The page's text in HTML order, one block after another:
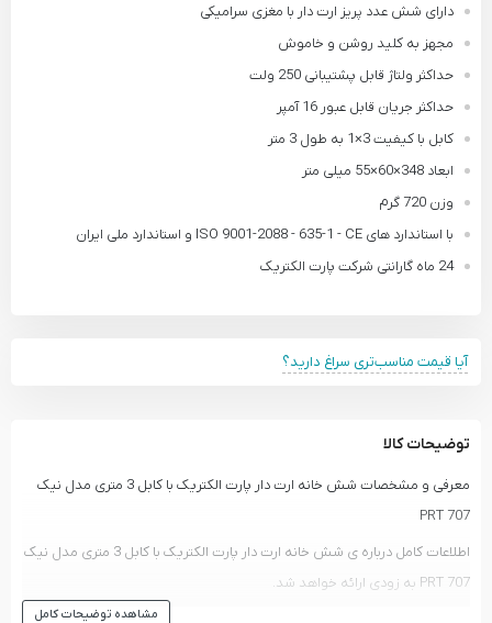
دارای شش عدد پریز ارت دار با مغزی سرامیکی
مجهز به کلید روشن و خاموش
حداکثر ولتاژ قابل پشتیبانی 250 ولت
حداکثر جریان قابل عبور 16 آمپر
کابل با کیفیت 3×1 به طول 3 متر
ابعاد 348×60×55 میلی متر
وزن 720 گرم
با استاندارد های ISO 9001-2088 - 635-1 - CE و استاندارد ملی ایران
24 ماه گارانتی شرکت پارت الکتریک
آیا قیمت مناسب‌تری سراغ دارید؟
توضیحات کالا
معرفی و مشخصات شش خانه ارت دار پارت الکتریک با کابل 3 متری مدل نیک
PRT 707
اطلاعات کامل درباره ی شش خانه ارت دار پارت الکتریک با کابل 3 متری مدل نیک
PRT 707 به زودی ارائه خواهد شد.
مشاهده توضیحات کامل